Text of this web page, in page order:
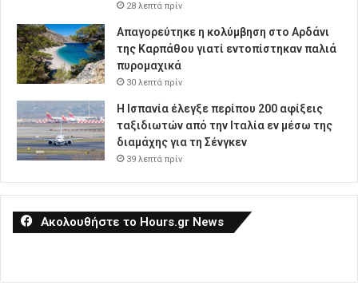
28 λεπτά πρίν
Απαγορεύτηκε η κολύμβηση στο Αρδάνι
της Καρπάθου γιατί εντοπίστηκαν παλιά
πυρομαχικά
30 λεπτά πρίν
Η Ισπανία έλεγξε περίπου 200 αφίξεις
ταξιδιωτών από την Ιταλία εν μέσω της
διαμάχης για τη Σένγκεν
39 λεπτά πρίν
Ακολουθήστε το Hours.gr News